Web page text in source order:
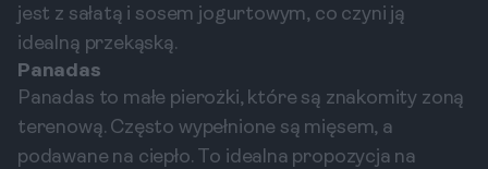
jest z sałatą i sosem jogurtowym, co czyni ją
idealną przekąską.
Panadas
Panadas to małe pierożki, które są znakomity zoną
terenową. Często wypełnione są mięsem, a
podawane na ciepło. To idealna propozycja na